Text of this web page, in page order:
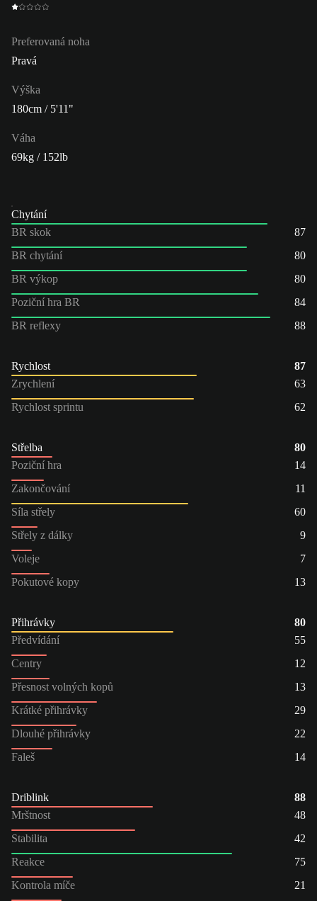
Preferovaná noha
Pravá
Výška
180cm / 5'11"
Váha
69kg / 152lb
Chytání
BR skok
87
BR chytání
80
BR výkop
80
Poziční hra BR
84
BR reflexy
88
Rychlost
87
Zrychlení
63
Rychlost sprintu
62
Střelba
80
Poziční hra
14
Zakončování
11
Síla střely
60
Střely z dálky
9
Voleje
7
Pokutové kopy
13
Přihrávky
80
Předvídání
55
Centry
12
Přesnost volných kopů
13
Krátké přihrávky
29
Dlouhé přihrávky
22
Faleš
14
Driblink
88
Mrštnost
48
Stabilita
42
Reakce
75
Kontrola míče
21